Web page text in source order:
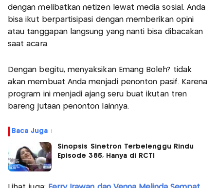
dengan melibatkan netizen lewat media sosial. Anda
bisa ikut berpartisipasi dengan memberikan opini
atau tanggapan langsung yang nanti bisa dibacakan
saat acara.
Dengan begitu, menyaksikan Emang Boleh? tidak
akan membuat Anda menjadi penonton pasif. Karena
program ini menjadi ajang seru buat ikutan tren
bareng jutaan penonton lainnya.
Baca Juga :
Sinopsis Sinetron Terbelenggu Rindu
Episode 385, Hanya di RCTI